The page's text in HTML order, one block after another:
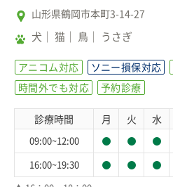
山形県鶴岡市本町3-14-27
犬 猫 鳥 うさぎ
アニコム対応 ソニー損保対応
時間外でも対応
予約診療
診療時間 月 火 水
09:00~12:00
16:00~19:30